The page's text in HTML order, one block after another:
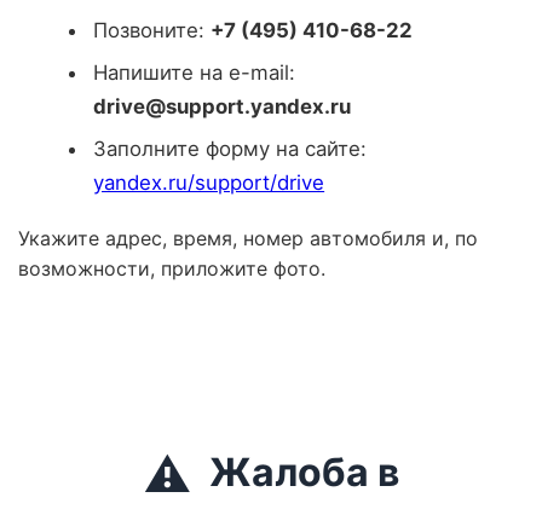
Позвоните: +7 (495) 410-68-22
Напишите на e-mail:
drive@support.yandex.ru
Заполните форму на сайте:
yandex.ru/support/drive
Укажите адрес, время, номер автомобиля и, по
возможности, приложите фото.
⚠️ Жалоба в